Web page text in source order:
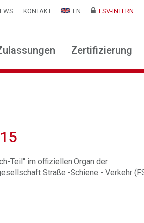
KONTAKT EN FSV-INTERN
Zertifizierung
Teil“ im offiziellen Organ der
Straße -Schiene - Verkehr